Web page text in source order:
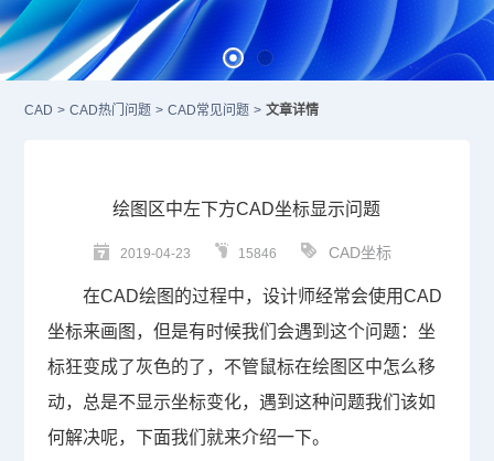
CAD > CAD热门问题 > CAD常见问题 > 文章详情
绘图区中左下方CAD坐标显示问题
2019-04-23 15846 CAD坐标
在CAD绘图 的过程中，设计师经常会使用CAD
坐标来画图，但是有时候我们会遇到这个问题：坐
标狂变成了灰色的了，不管鼠标在绘图区中怎么移
动，总是不显示坐标变化，遇到这种问题我们该如
何解决呢，下面我们就来介绍一下。